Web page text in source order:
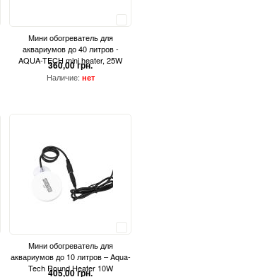
Мини обогреватель для
аквариумов до 40 литров -
AQUA-TECH mini heater, 25W
360,00 грн.
Наличие: нет
Мини обогреватель для
аквариумов до 10 литров – Aqua-
Tech Round Heater 10W
405,00 грн.